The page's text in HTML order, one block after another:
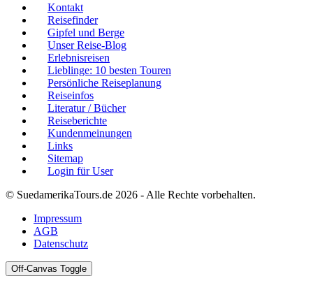
Kontakt
Reisefinder
Gipfel und Berge
Unser Reise-Blog
Erlebnisreisen
Lieblinge: 10 besten Touren
Persönliche Reiseplanung
Reiseinfos
Literatur / Bücher
Reiseberichte
Kundenmeinungen
Links
Sitemap
Login für User
© SuedamerikaTours.de 2026 - Alle Rechte vorbehalten.
Impressum
AGB
Datenschutz
Off-Canvas Toggle